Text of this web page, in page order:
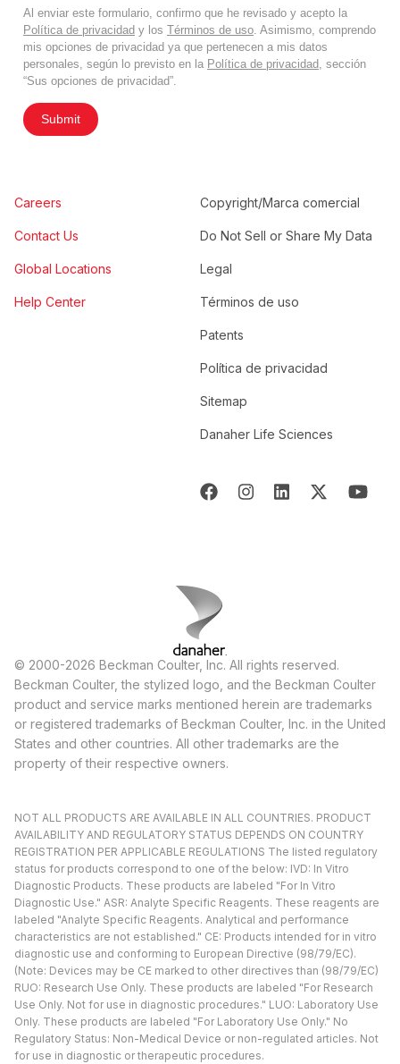
Al enviar este formulario, confirmo que he revisado y acepto la
Política de privacidad y los Términos de uso. Asimismo, comprendo
mis opciones de privacidad ya que pertenecen a mis datos
personales, según lo previsto en la Política de privacidad, sección
“Sus opciones de privacidad”.
Submit
Careers
Contact Us
Global Locations
Help Center
Copyright/Marca comercial
Do Not Sell or Share My Data
Legal
Términos de uso
Patents
Política de privacidad
Sitemap
Danaher Life Sciences
© 2000-2026 Beckman Coulter, Inc. All rights reserved.
Beckman Coulter, the stylized logo, and the Beckman Coulter
product and service marks mentioned herein are trademarks
or registered trademarks of Beckman Coulter, Inc. in the United
States and other countries. All other trademarks are the
property of their respective owners.
NOT ALL PRODUCTS ARE AVAILABLE IN ALL COUNTRIES. PRODUCT
AVAILABILITY AND REGULATORY STATUS DEPENDS ON COUNTRY
REGISTRATION PER APPLICABLE REGULATIONS The listed regulatory
status for products correspond to one of the below: IVD: In Vitro
Diagnostic Products. These products are labeled "For In Vitro
Diagnostic Use." ASR: Analyte Specific Reagents. These reagents are
labeled "Analyte Specific Reagents. Analytical and performance
characteristics are not established." CE: Products intended for in vitro
diagnostic use and conforming to European Directive (98/79/EC).
(Note: Devices may be CE marked to other directives than (98/79/EC)
RUO: Research Use Only. These products are labeled "For Research
Use Only. Not for use in diagnostic procedures." LUO: Laboratory Use
Only. These products are labeled "For Laboratory Use Only." No
Regulatory Status: Non-Medical Device or non-regulated articles. Not
for use in diagnostic or therapeutic procedures.